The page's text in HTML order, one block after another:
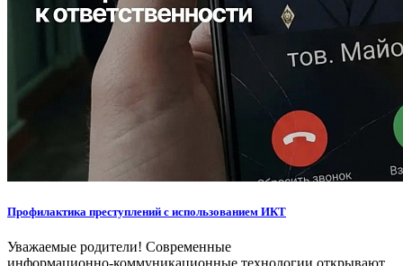
Профилактика преступлений с использованием ИКТ
Уважаемые родители! Современные